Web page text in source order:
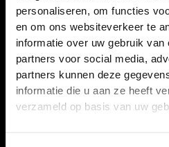
personaliseren, om functies
en om ons websiteverkeer te
informatie over uw gebruik
partners voor social media,
partners kunnen deze
informatie die u aan ze heeft
verzameld op basis van uw
bieden klanten een
3D met producten kunnen
eigen omgeving kunnen
visualisatie verbetert de
aanzienlijk, doordat klanten
kunnen bestuderen.